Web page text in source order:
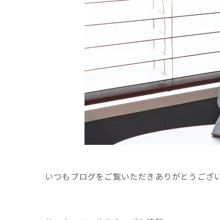
いつもブログをご覧いただきありがとうござ